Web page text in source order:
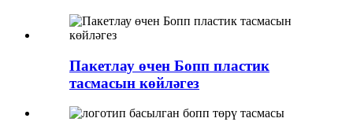
Пакетлау өчен Бопп пластик
тасмасын көйләгез